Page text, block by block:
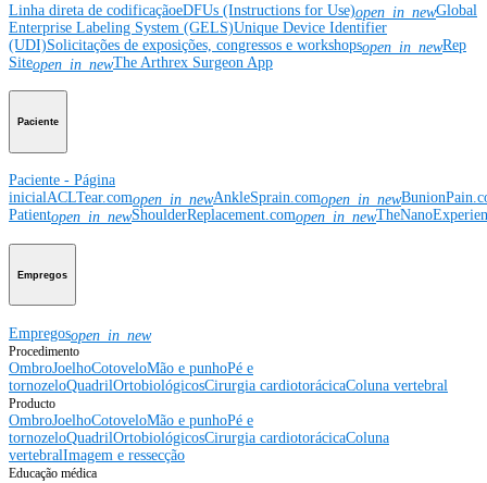
Linha direta de codificaçãoeDFUs (Instructions for Use)open_in_newGlobal
Enterprise Labeling System (GELS)Unique Device Identifier
(UDI)Solicitações de exposições, congressos e workshopsopen_in_newRep
Siteopen_in_newThe Arthrex Surgeon App
Paciente
Paciente - Página
inicialACLTear.comopen_in_newAnkleSprain.comopen_in_new
Patientopen_in_newShoulderReplacement.comopen_in_new
Empregos
Empregosopen_in_new
Procedimento
OmbroJoelhoCotoveloMão e punhoPé e
tornozeloQuadrilOrtobiológicosCirurgia cardiotorácicaColuna vertebral
Producto
OmbroJoelhoCotoveloMão e punhoPé e
tornozeloQuadrilOrtobiológicosCirurgia cardiotorácicaColuna
vertebralImagem e ressecção
Educação médica